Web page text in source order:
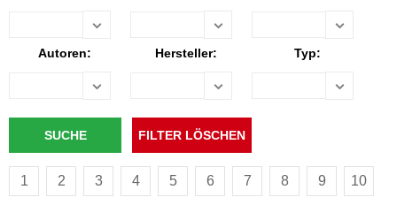
Autoren: Hersteller: Typ:
1 2 3 4 5 6 7 8 9 10